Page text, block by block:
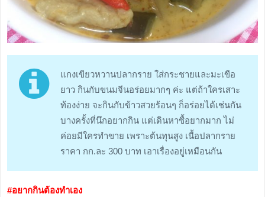
แกงเขียวหวานปลากราย ใส่กระชายและมะเขือ
ยาว กินกับขนมจีนอร่อยมากๆ ค่ะ แต่ถ้าใครเสาะ
ท้องง่าย จะกินกับข้าวสวยร้อนๆ ก็อร่อยได้เช่นกัน
บางครั้งที่นึกอยากกิน แต่เดินหาซื้อยากมาก ไม่
ค่อยมีใครทำขาย เพราะต้นทุนสูง เนื้อปลากราย
ราคา กก.ละ 300 บาท เอาเรื่องอยู่เหมือนกัน
#อยากกินต้องทำเอง